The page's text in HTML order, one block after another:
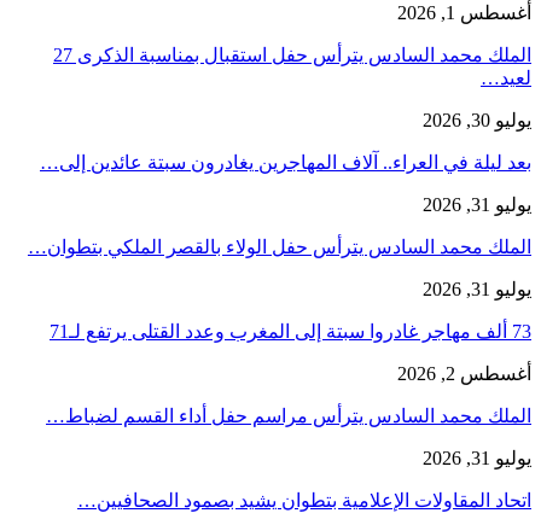
أغسطس 1, 2026
الملك محمد السادس يترأس حفل استقبال بمناسبة الذكرى 27
لعيد…
يوليو 30, 2026
بعد ليلة في العراء.. آلاف المهاجرين يغادرون سبتة عائدين إلى…
يوليو 31, 2026
الملك محمد السادس يترأس حفل الولاء بالقصر الملكي بتطوان…
يوليو 31, 2026
73 ألف مهاجر غادروا سبتة إلى المغرب وعدد القتلى يرتفع لـ71
أغسطس 2, 2026
الملك محمد السادس يترأس مراسم حفل أداء القسم لضباط…
يوليو 31, 2026
اتحاد المقاولات الإعلامية بتطوان يشيد بصمود الصحافيين…